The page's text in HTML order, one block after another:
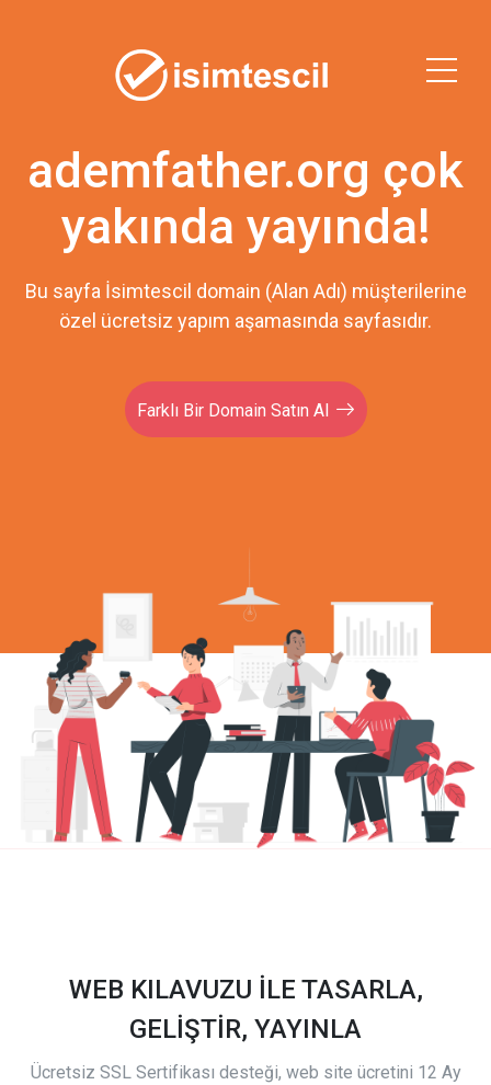
ademfather.org çok
yakında yayında!
Bu sayfa İsimtescil domain (Alan Adı) müşterilerine
özel ücretsiz yapım aşamasında sayfasıdır.
Farklı Bir Domain Satın Al
WEB KILAVUZU İLE TASARLA,
GELİŞTİR, YAYINLA
Ücretsiz SSL Sertifikası desteği, web site ücretini 12 Ay